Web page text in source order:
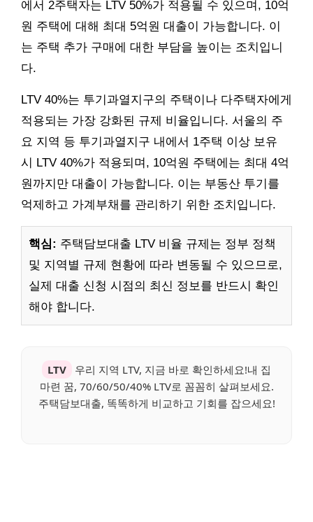
에서 2주택자는 LTV 50%가 적용될 수 있으며, 10억
원 주택에 대해 최대 5억원 대출이 가능합니다. 이
는 주택 추가 구매에 대한 부담을 높이는 조치입니
다.
LTV 40%는 투기과열지구의 주택이나 다주택자에게
적용되는 가장 강화된 규제 비율입니다. 서울의 주
요 지역 등 투기과열지구 내에서 1주택 이상 보유
시 LTV 40%가 적용되며, 10억원 주택에는 최대 4억
원까지만 대출이 가능합니다. 이는 부동산 투기를
억제하고 가계부채를 관리하기 위한 조치입니다.
핵심: 주택담보대출 LTV 비율 규제는 정부 정책
및 지역별 규제 현황에 따라 변동될 수 있으므로,
실제 대출 신청 시점의 최신 정보를 반드시 확인
해야 합니다.
LTV
우리 지역 LTV, 지금 바로 확인하세요!내 집
마련 꿈, 70/60/50/40% LTV로 꼼꼼히 살펴보세요.
주택담보대출, 똑똑하게 비교하고 기회를 잡으세요!